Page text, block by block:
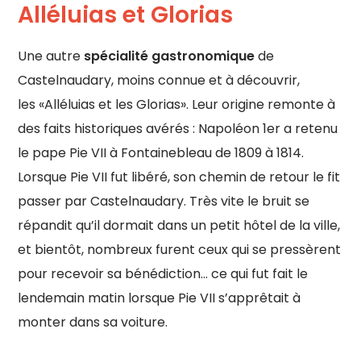
Alléluias et Glorias
Une autre spécialité gastronomiquede
Castelnaudary, moins connue et à découvrir,
les «Alléluias et les Glorias». Leur origine remonte à
des faits historiques avérés : Napoléon 1er a retenu
le pape Pie VII à Fontainebleau de 1809 à 1814.
Lorsque Pie VII fut libéré, son chemin de retour le fit
passer par Castelnaudary. Très vite le bruit se
répandit qu’il dormait dans un petit hôtel de la ville,
et bientôt, nombreux furent ceux qui se pressèrent
pour recevoir sa bénédiction… ce qui fut fait le
lendemain matin lorsque Pie VII s’apprêtait à
monter dans sa voiture.